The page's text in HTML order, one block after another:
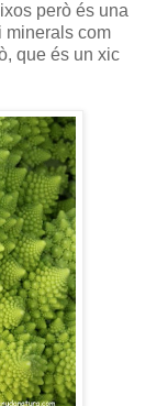
però és una
minerals com
que és un xic